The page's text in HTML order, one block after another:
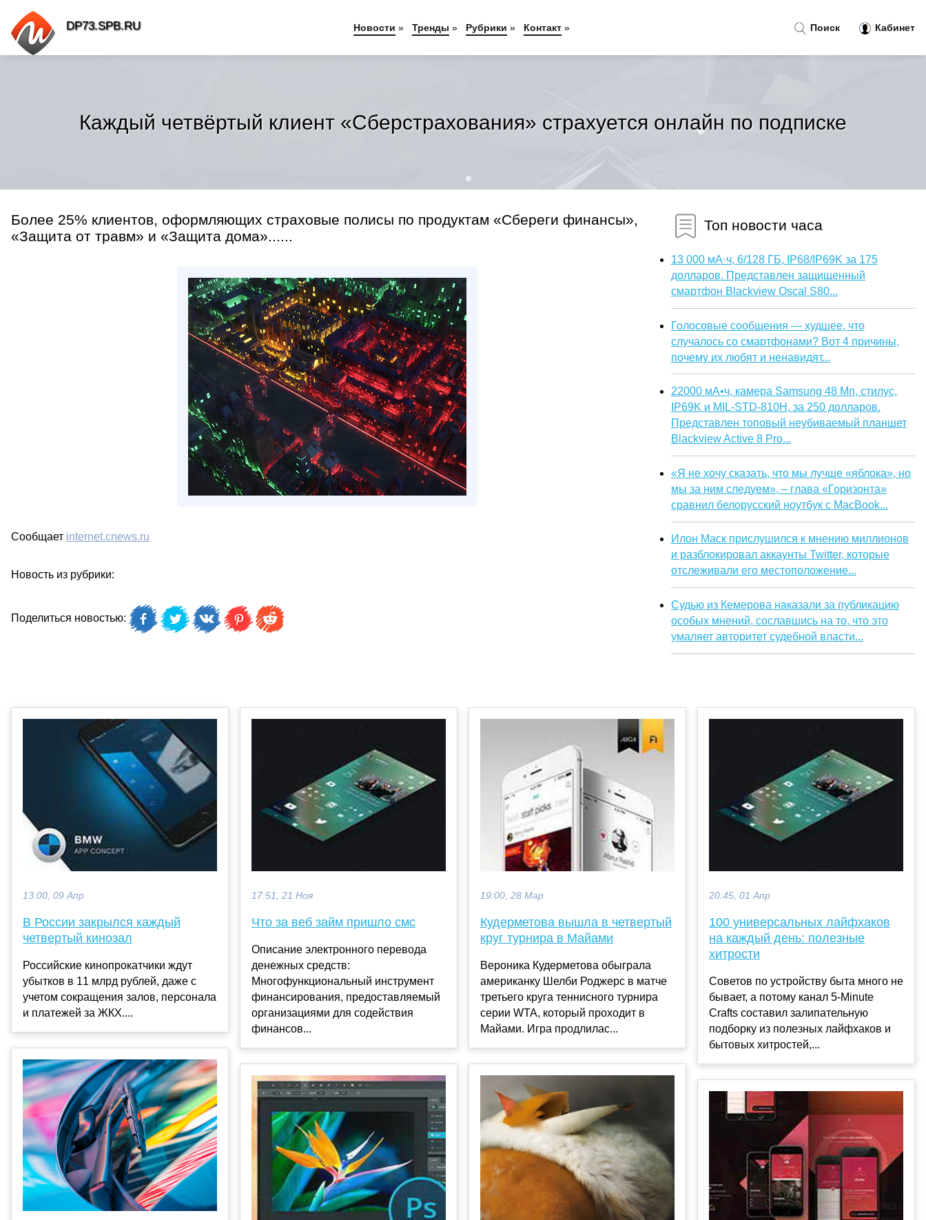
Каждый четвёртый клиент «Сберстрахования» страхуется онлайн по подписке
Более 25% клиентов, оформляющих страховые полисы по продуктам «Сбереги финансы»,
«Защита от травм» и «Защита дома»......
Сообщает internet.cnews.ru
Новость из рубрики:
Поделиться новостью:
Топ новости часа
13 000 мА·ч, 6/128 ГБ, IP68/IP69K за 175
долларов. Представлен защищенный
смартфон Blackview Oscal S80...
Голосовые сообщения — худшее, что
случалось со смартфонами? Вот 4 причины,
почему их любят и ненавидят...
22000 мА•ч, камера Samsung 48 Мп, стилус,
IP69K и MIL-STD-810H, за 250 долларов.
Представлен топовый неубиваемый планшет
Blackview Active 8 Pro...
«Я не хочу сказать, что мы лучше «яблока», но
мы за ним следуем», – глава «Горизонта»
сравнил белорусский ноутбук с MacBook...
Илон Маск прислушился к мнению миллионов
и разблокировал аккаунты Twitter, которые
отслеживали его местоположение...
Судью из Кемерова наказали за публикацию
особых мнений, сославшись на то, что это
умаляет авторитет судебной власти...
13:00, 09 Апр
В России закрылся каждый
четвертый кинозал
Российские кинопрокатчики ждут
убытков в 11 млрд рублей, даже с
учетом сокращения залов, персонала
и платежей за ЖКХ....
17:51, 21 Ноя
Что за веб займ пришло смс
Описание электронного перевода
денежных средств:
Многофункциональный инструмент
финансирования, предоставляемый
организациями для содействия
финансов...
19:00, 28 Мар
Кудерметова вышла в четвертый
круг турнира в Майами
Вероника Кудерметова обыграла
американку Шелби Роджерс в матче
третьего круга теннисного турнира
серии WTA, который проходит в
Майами. Игра продлилас...
20:45, 01 Апр
100 универсальных лайфхаков
на каждый день: полезные
хитрости
Советов по устройству быта много не
бывает, а потому канал 5-Minute
Crafts составил залипательную
подборку из полезных лайфхаков и
бытовых хитростей,...
Поиск Кабинет
DP73.SPB.RU Новости » Тренды » Рубрики » Контакт »